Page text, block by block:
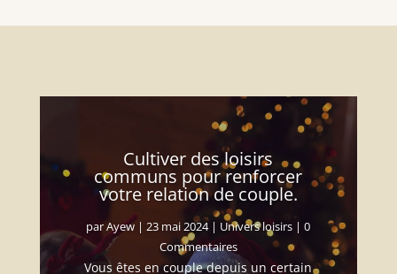
Cultiver des loisirs
communs pour renforcer
votre relation de couple.
parAyew | 23 mai 2024| Univers loisirs | 0
Commentaires
Vous êtes en couple depuis un certain